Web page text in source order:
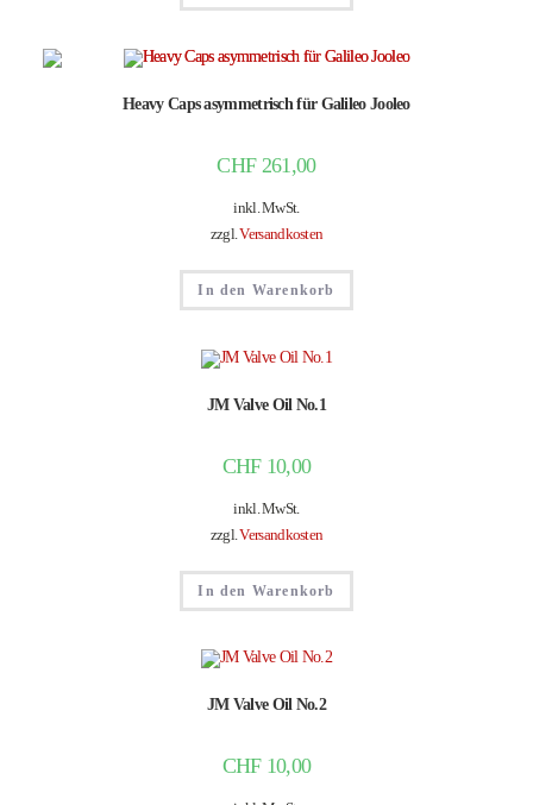
Heavy Caps asymmetrisch für Galileo Jooleo
CHF261,00
inkl. MwSt.
zzgl.Versandkosten
In den Warenkorb
JM Valve Oil No.1
CHF10,00
inkl. MwSt.
zzgl.Versandkosten
In den Warenkorb
JM Valve Oil No.2
CHF10,00